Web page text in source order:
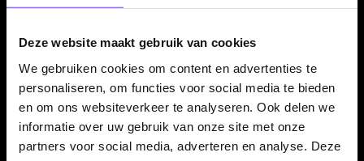
Deze website maakt gebruik van cookies
We gebruiken cookies om content en advertenties te
personaliseren, om functies voor social media te bieden
en om ons websiteverkeer te analyseren. Ook delen we
informatie over uw gebruik van onze site met onze
partners voor social media, adverteren en analyse. Deze
Door de combinatie van 90% tungsten, scalloped barrelvorm,
betrouwbaar en rustig aan. Dat maakt de set geschikt voor
spelers die controle, gripgevoel en herhaalbaarheid zoeken.
Verkrijgbaar in 22 en 24 gram